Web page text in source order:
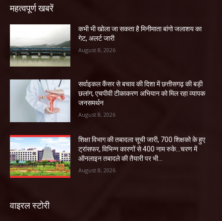
महत्वपूर्ण खबरें
कभी भी खोला जा सकता है मिनीमाता बांगो जलाशय का
गेट, अलर्ट जारी
August 8, 2026
सर्वाइकल कैंसर से बचाव की दिशा में छत्तीसगढ़ की बड़ी
छलांग, एचपीवी टीकाकरण अभियान को मिल रहा व्यापक
जनसमर्थन
August 8, 2026
शिक्षा विभाग की तबादला सूची जारी, 700 शिक्षको के हुए
ट्रांसफर, विभिन्न कारणों से 400 नाम रुके…चरण में
ऑनलाइन तबादले की तैयारी पर भी...
August 8, 2026
वाइरल स्टोरी